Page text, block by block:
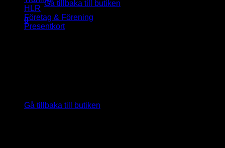
Gå tillbaka till butiken
0
Varukorg
Gå tillbaka till butiken
HLR
Företag & Förening
Presentkort